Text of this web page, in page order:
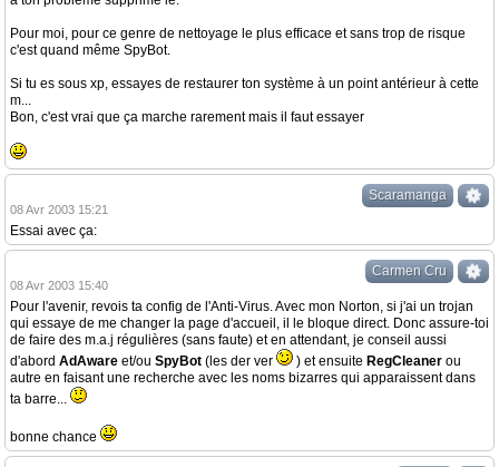
Pour moi, pour ce genre de nettoyage le plus efficace et sans trop de risque
c'est quand même SpyBot.
Si tu es sous xp, essayes de restaurer ton système à un point antérieur à cette
m...
Bon, c'est vrai que ça marche rarement mais il faut essayer
Scaramanga
08 Avr 2003 15:21
Essai avec ça:
Carmen Cru
08 Avr 2003 15:40
Pour l'avenir, revois ta config de l'Anti-Virus. Avec mon Norton, si j'ai un trojan
qui essaye de me changer la page d'accueil, il le bloque direct. Donc assure-toi
de faire des m.a.j régulières (sans faute) et en attendant, je conseil aussi
d'abord AdAware et/ou SpyBot (les der ver ) et ensuite RegCleaner ou
autre en faisant une recherche avec les noms bizarres qui apparaissent dans
ta barre...
bonne chance